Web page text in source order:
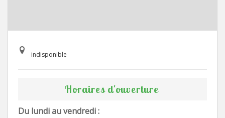
indisponible
Horaires d'ouverture
Du lundi au vendredi :